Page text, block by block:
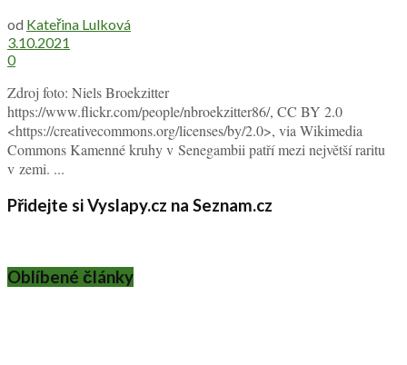
od Kateřina Lulková
3.10.2021
0
Zdroj foto: Niels Broekzitter
https://www.flickr.com/people/nbroekzitter86/, CC BY 2.0
<https://creativecommons.org/licenses/by/2.0>, via Wikimedia
Commons Kamenné kruhy v Senegambii patří mezi největší raritu
v zemi. ...
Přidejte si Vyslapy.cz na Seznam.cz
Oblíbené články